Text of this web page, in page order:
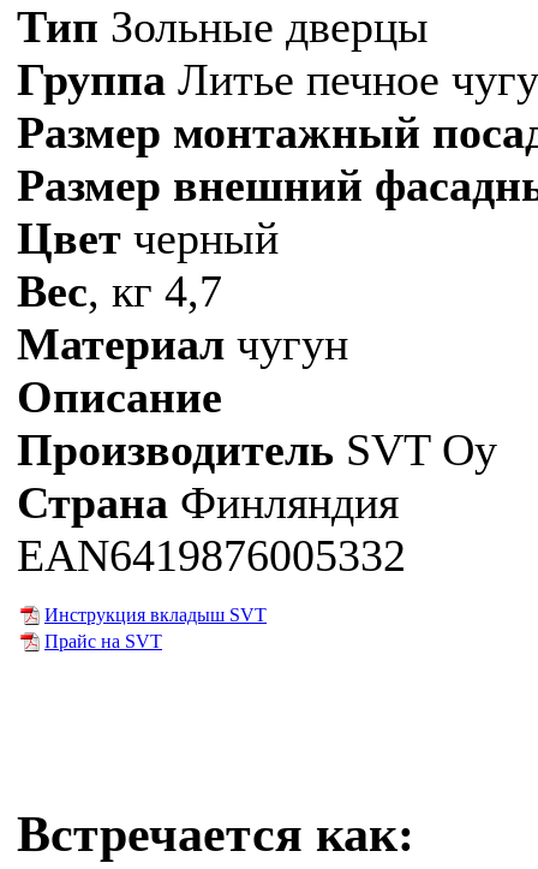
Тип Зольные дверцы
Группа Литье печное
Размер монтажный
Размер внешний
Цвет черный
Вес, кг 4,7
Материал чугун
Описание
Производитель SVT Oy
Страна Финляндия
EAN6419876005332
Инструкция вкладыш SVT
Прайс на SVT
Встречается как: